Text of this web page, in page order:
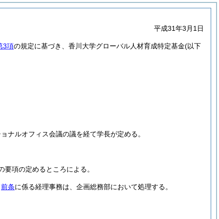
平成31年3月1日
3項の規定に基づき、香川大学グローバル人材育成特定基金(以下
ナルオフィス会議の議を経て学長が定める。
項の定めるところによる。
前条に係る経理事務は、企画総務部において処理する。